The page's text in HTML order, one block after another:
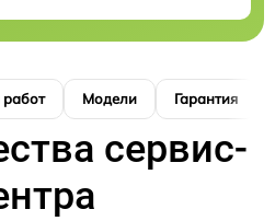
Модели Гарантия
сервис-